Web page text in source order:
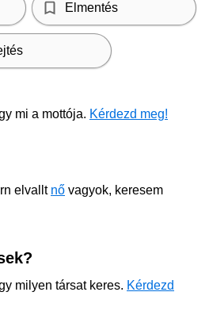
Elmentés
mi a mottója. Kérdezd meg!
elvallt nő vagyok, keresem
milyen társat keres. Kérdezd